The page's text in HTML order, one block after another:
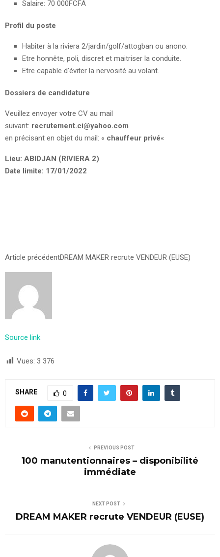
Salaire: 70 000FCFA
Profil du poste
Habiter à la riviera 2/jardin/golf/attogban ou anono.
Etre honnête, poli, discret et maitriser la conduite.
Etre capable d’éviter la nervosité au volant.
Dossiers de candidature
Veuillez envoyer votre CV au mail
suivant: recrutement.ci@yahoo.com
en précisant en objet du mail: « chauffeur privé«
Lieu: ABIDJAN (RIVIERA 2)
Date limite: 17/01/2022
Article précédentDREAM MAKER recrute VENDEUR (EUSE)
Source link
Vues: 3 376
SHARE 0
PREVIOUS POST
100 manutentionnaires – disponibilité
immédiate
NEXT POST
DREAM MAKER recrute VENDEUR (EUSE)